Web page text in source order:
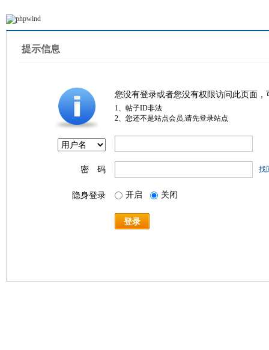
提示信息
您没有登录或者您没有权限访问此页面
1、帖子ID非法
2、您还不是站点会员,请先登录站点
密 码 找
隐身登录 开启 关闭
登录